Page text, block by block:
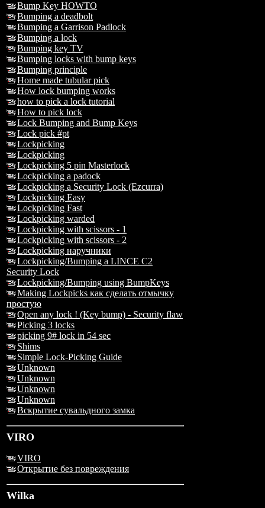
Bump Key HOWTO
Bumping a deadbolt
Bumping a Garrison Padlock
Bumping a lock
Bumping key TV
Bumping locks with bump keys
Bumping principle
Home made tubular pick
How lock bumping works
how to pick a lock tutorial
How to pick lock
Lock Bumping and Bump Keys
Lock pick #pt
Lockpicking
Lockpicking
Lockpicking 5 pin Masterlock
Lockpicking a padock
Lockpicking a Security Lock (Ezcurra)
Lockpicking Easy
Lockpicking Fast
Lockpicking warded
Lockpicking with scissors - 1
Lockpicking with scissors - 2
Lockpicking наручники
Lockpicking/Bumping a LINCE C2
Security Lock
Lockpicking/Bumping using BumpKeys
Making Lockpicks как сделать отмычку
простую
Open any lock ! (Key bump) - Security flaw
Picking 3 locks
picking 9# lock in 54 sec
Shims
Simple Lock-Picking Guide
Unknown
Unknown
Unknown
Unknown
Вскрытие сувальдного замка
VIRO
VIRO
Открытие без повреждения
Wilka